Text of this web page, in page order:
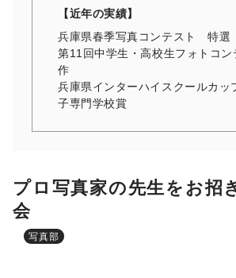
【近年の実績】
兵庫県春季写真コンテスト 特選
第11回中学生・高校生フォトコ
作
兵庫県インターハイスクールカ
子専門学校賞
プロ写真家の先生をお招
会
写真部